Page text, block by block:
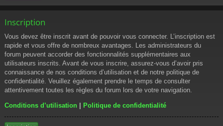
Inscription
Vous devez être inscrit avant de pouvoir vous connecter. L’inscription est
rapide et vous offre de nombreux avantages. Les administrateurs du
forum peuvent accorder des fonctionnalités supplémentaires aux
utilisateurs inscrits. Avant de vous inscrire, assurez-vous d’avoir pris
connaissance de nos conditions d’utilisation et de notre politique de
confidentialité. Veuillez également prendre le temps de consulter
attentivement toutes les règles du forum lors de votre navigation.
Conditions d’utilisation | Politique de confidentialité